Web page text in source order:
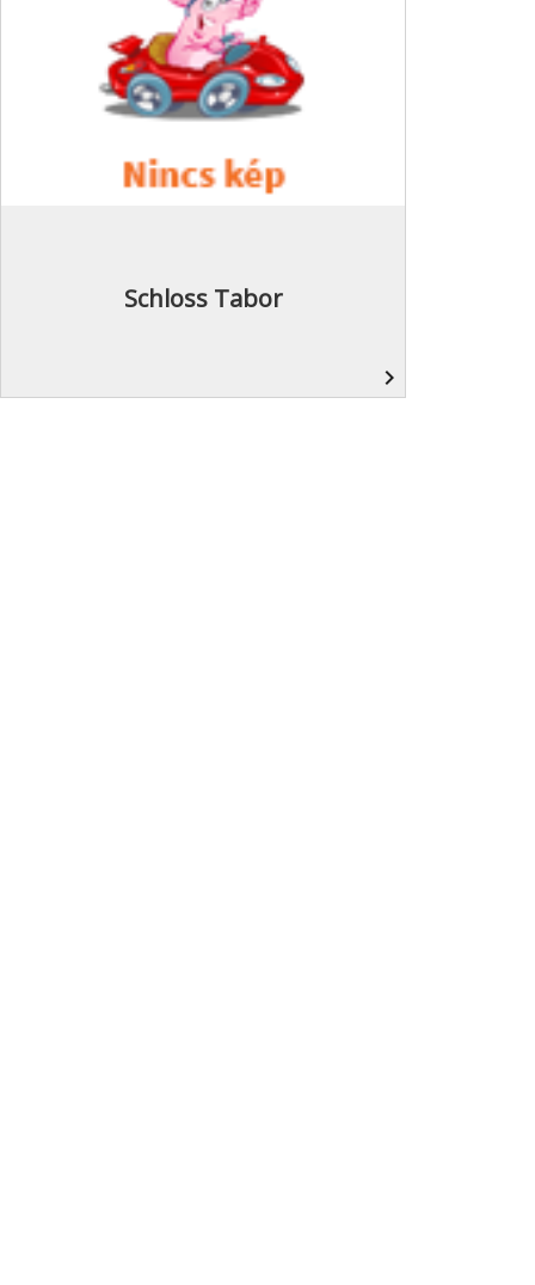
Schloss Tabor
navigate_next